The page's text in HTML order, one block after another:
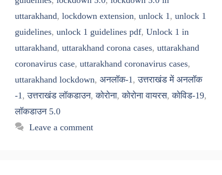
uttarakhand, lockdown extension, unlock 1, unlock 1
guidelines, unlock 1 guidelines pdf, Unlock 1 in
uttarakhand, uttarakhand corona cases, uttarakhand
coronavirus case, uttarakhand coronavirus cases,
uttarakhand lockdown, अनलॉक-1,उत्तराखंड में अनलॉक
-1,उत्तराखंड लॉकडाउन,कोरोना,कोरोना वायरस,कोविड-19,
लॉकडाउन 5.0
Leave a comment